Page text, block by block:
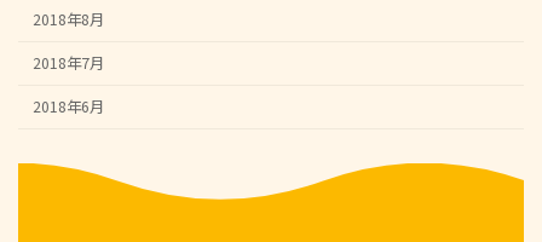
2018年8月
2018年7月
2018年6月